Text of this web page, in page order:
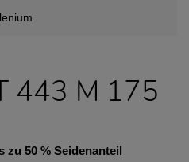
443 M 175
zu 50 % Seidenanteil